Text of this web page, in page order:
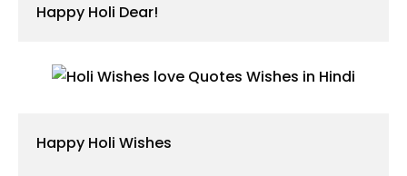
Happy Holi Dear!
Happy Holi Wishes